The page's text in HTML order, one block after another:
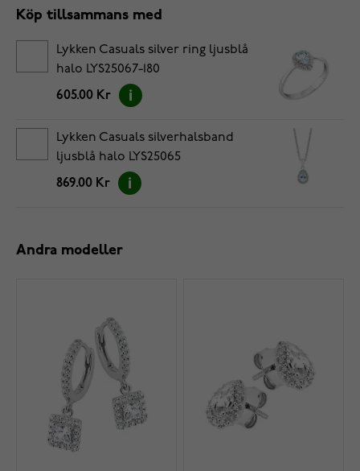
Köp tillsammans med
Lykken Casuals silver ring ljusblå
halo LYS25067-180
605.00 Kr
Lykken Casuals silverhalsband
ljusblå halo LYS25065
869.00 Kr
Andra modeller